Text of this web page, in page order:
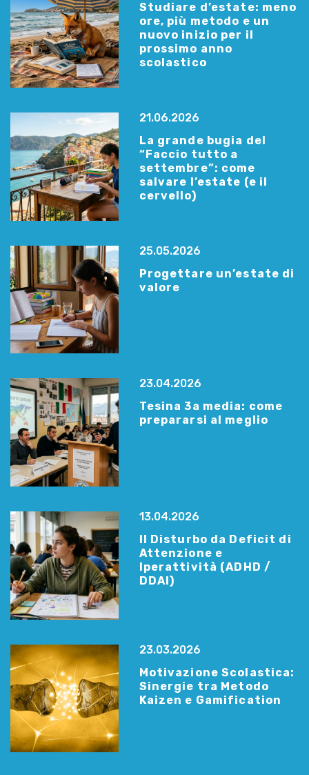
Studiare d’estate: meno
ore, più metodo e un
nuovo inizio per il
prossimo anno
scolastico
21.06.2026
La grande bugia del
“Faccio tutto a
settembre”: come
salvare l’estate (e il
cervello)
25.05.2026
Progettare un’estate di
valore
23.04.2026
Tesina 3a media: come
prepararsi al meglio
13.04.2026
Il Disturbo da Deficit di
Attenzione e
Iperattività (ADHD /
DDAI)
23.03.2026
Motivazione Scolastica:
Sinergie tra Metodo
Kaizen e Gamification